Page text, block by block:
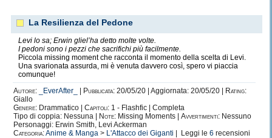
La Resilienza del Pedone
Levi lo sa; Erwin gliel’ha detto molte volte.
I pedoni sono i pezzi che sacrifichi più facilmente.
Piccola missing moment che racconta il momento della scelta di Levi.
Una svarionata assurda, mi è venuta davvero così, spero vi piaccia
comunque!
Autore:
_EverAfter_ Pubblicata: 20/05/20 | Aggiornata: 20/05/20 |
Rating:
Giallo
Genere: Drammatico | Capitoli: 1 - Flashfic | Completa
Tipo di coppia: Nessuna |
Note: Missing Moments | Avvertimenti: Nessuno
Personaggi: Erwin Smith, Levi Ackerman
Categoria:Anime & Manga > L'Attacco dei Giganti | Leggi le 6 recensioni